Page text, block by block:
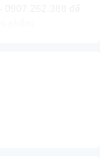
phẩm.